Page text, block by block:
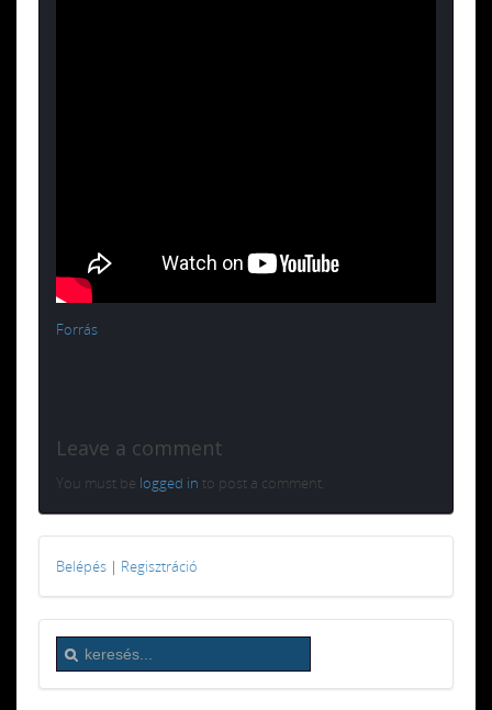
Forrás
Leave a comment
You must be logged in to post a comment.
Belépés | Regisztráció